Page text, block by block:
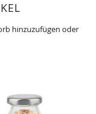
hinzuzufügen oder